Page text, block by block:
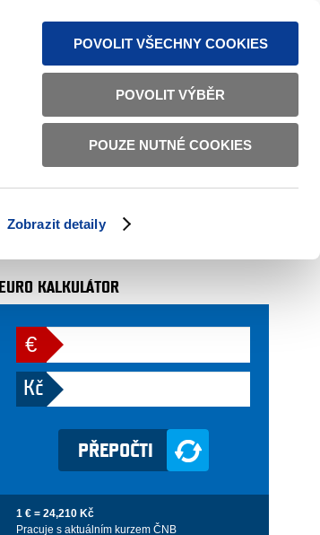
Zobrazit detaily
POVOLIT VŠECHNY COOKIES
POVOLIT VÝBĚR
POUZE NUTNÉ COOKIES
TEXTOVÁ VERZE ČESKY ENGLISH
AUTOR
EURO KALKULÁTOR
€
Kč
1 € = 24,210 Kč
Pracuje s aktuálním kurzem ČNB